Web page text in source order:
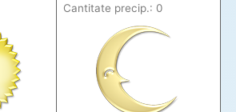
Cantitate precip.: 0